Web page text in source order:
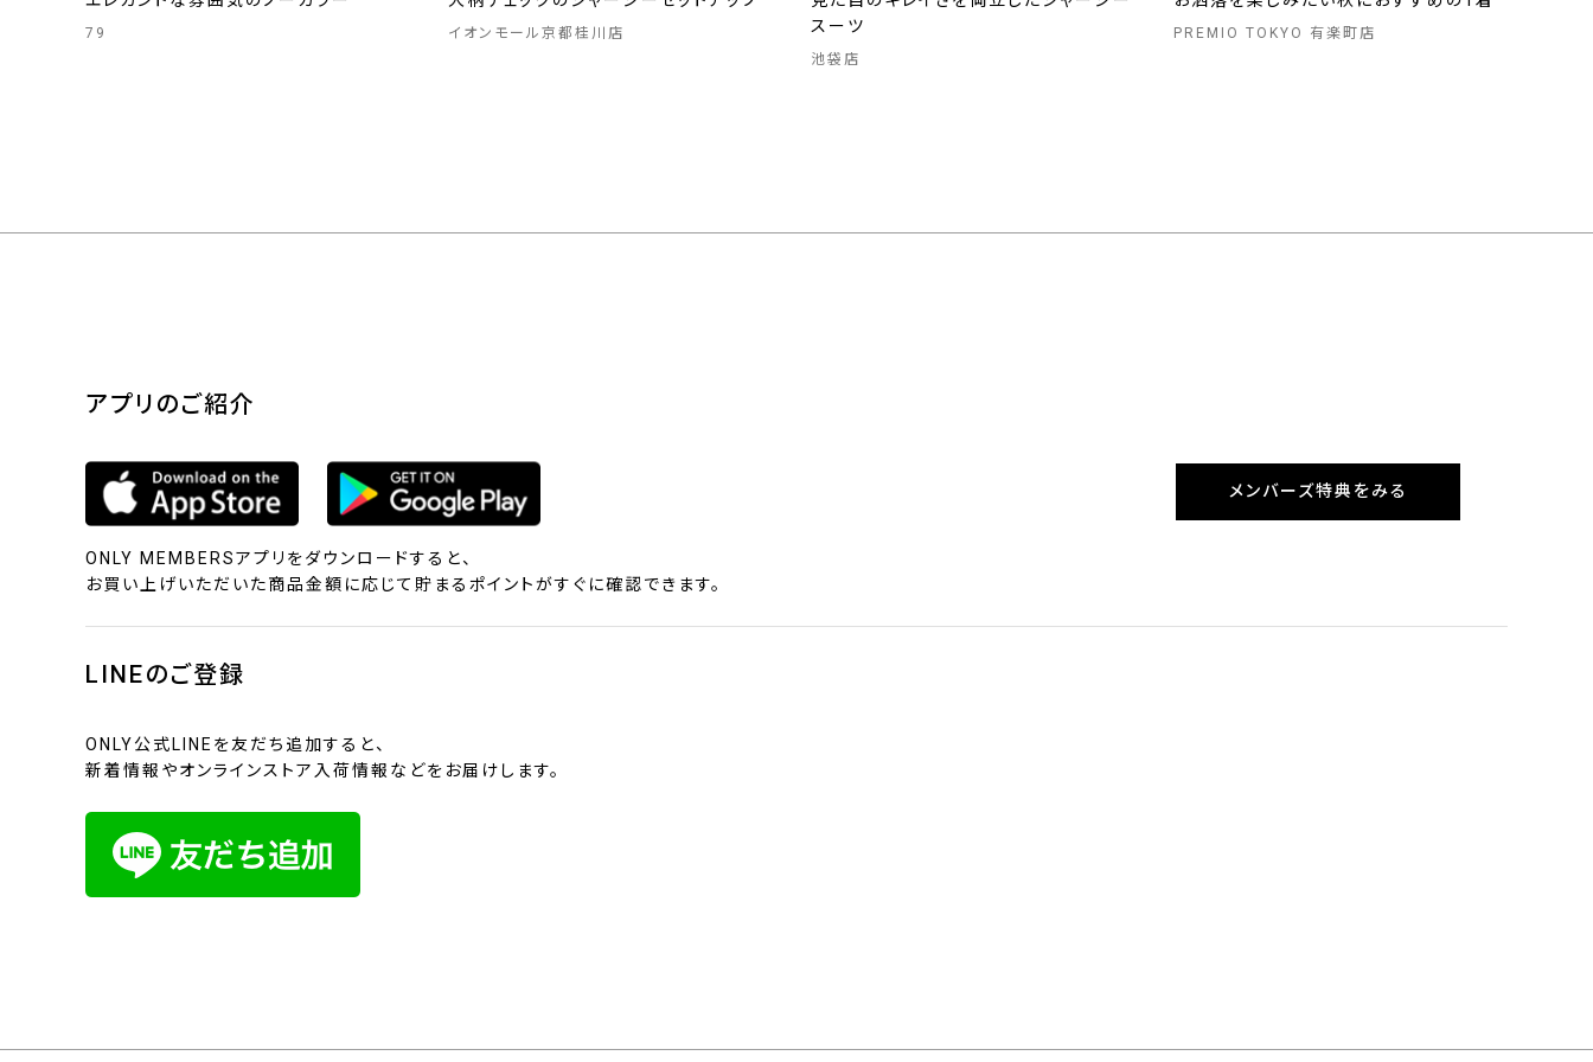
79 イオンモール京都桂川店
スーツ
池袋店
PREMIO TOKYO 有楽町店
アプリのご紹介
ONLY MEMBERSアプリをダウンロードすると、
お買い上げいただいた商品金額に応じて貯まるポイントがすぐに確認できます。
メンバーズ特典をみる
LINEのご登録
ONLY公式LINEを友だち追加すると、
新着情報やオンラインストア入荷情報などをお届けします。